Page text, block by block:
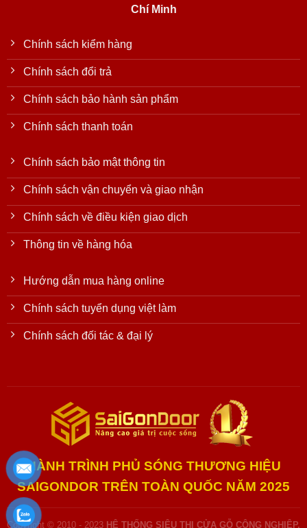
Chí Minh
Chính sách kiểm hàng
Chính sách đổi trả
Chính sách bảo hành sản phẩm
Chính sách thanh toán
Chính sách bảo mật thông tin
Chính sách vận chuyển và giao nhận
Chính sách về điều kiện giao dịch
Thông tin về hàng hóa
Hướng dẫn mua hàng online
Chính sách tuyển dụng việt làm
Chính sách đối tác & đại lý
HÀNH TRÌNH PHỦ SÓNG THƯƠNG HIỆU
SAIGONDOR TRÊN TOÀN QUỐC NĂM 2025
Copyright © 2010 - 2023 HỆ THỐNG SIÊU THỊ CỬA GỖ CÔNG NGHIỆP,